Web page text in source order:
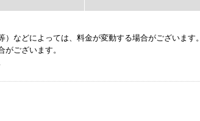
などによっては、料金が変動する場合がございます。
ございます。